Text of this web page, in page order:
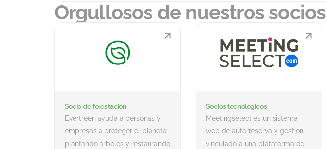
Orgullosos de nuestros socios
Socio de forestación
Evertreen ayuda a personas y
empresas a proteger el planeta
plantando árboles y restaurando
Socios tecnológicos
Meetingselect es un sistema
web de autorreserva y gestión
vinculado a una plataforma de